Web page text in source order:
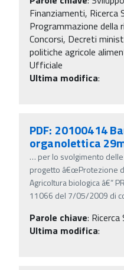
Finanziamenti, Ricerca
Programmazione della
Concorsi, Decreti
politiche agricole
Ufficiale
Ultima modifica:
PDF: 20100414
organolettica
… per lo svolgimento
progetto â€œProtezione
Agricoltura biologica â€“
11066 del 7/05/2009 di
Parole chiave:
Ultima modifica: